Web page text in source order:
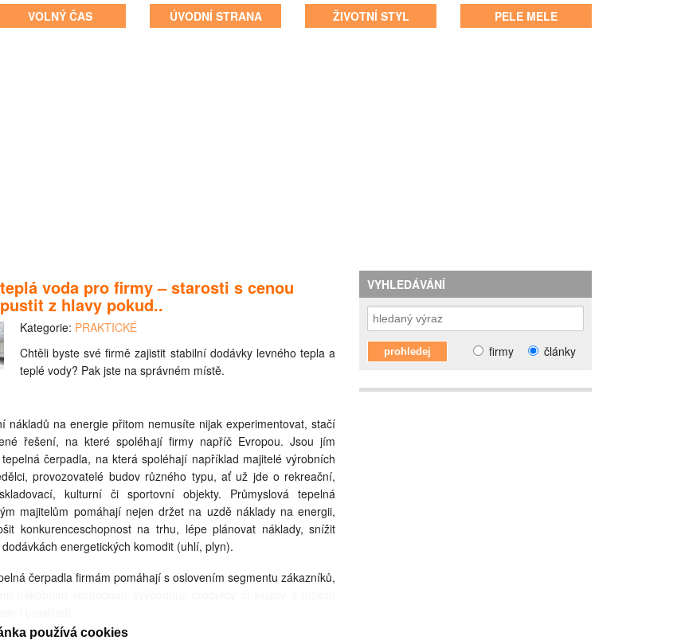
VOLNÝ ČAS ÚVODNÍ STRANA ŽIVOTNÍ STYL PELE MELE
voda pro firmy – starosti s cenou
z hlavy pokud..
Kategorie: PRAKTICKÉ
Chtěli byste své firmě zajistit stabilní dodávky levného tepla a
teplé vody? Pak jste na správném místě.
nákladů na energie přitom nemusíte nijak experimentovat, stačí
řešení, na které spoléhají firmy napříč Evropou. Jsou jím
čerpadla, na která spoléhají například majitelé výrobních
provozovatelé budov různého typu, ať už jde o rekreační,
kulturní či sportovní objekty. Průmyslová tepelná
majitelům pomáhají nejen držet na uzdě náklady na energii,
konkurenceschopnost na trhu, lépe plánovat náklady, snížit
energetických komodit (uhlí, plyn).
čerpadla firmám pomáhají s oslovením segmentu zákazníků,
VYHLEDÁVÁNÍ
články
firmy
používá cookies